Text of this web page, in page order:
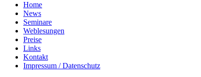
Home
News
Seminare
Weblesungen
Preise
Links
Kontakt
Impressum / Datenschutz